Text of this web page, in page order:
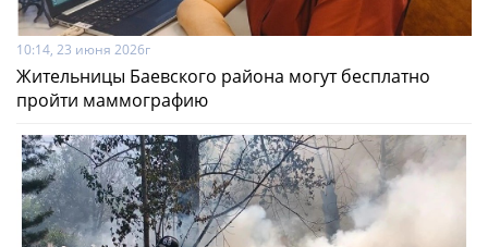
10:14, 23 июня 2026г
Жительницы Баевского района могут бесплатно
пройти маммографию